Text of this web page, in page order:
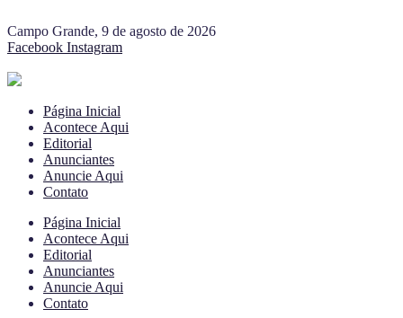
Campo Grande, 9 de agosto de 2026
Facebook Instagram
Página Inicial
Acontece Aqui
Editorial
Anunciantes
Anuncie Aqui
Contato
Página Inicial
Acontece Aqui
Editorial
Anunciantes
Anuncie Aqui
Contato